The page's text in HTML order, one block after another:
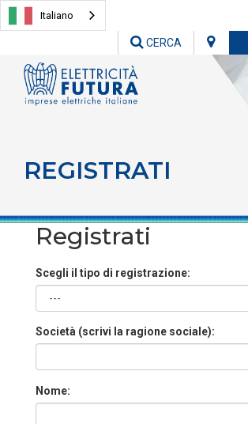
Italiano
CERCA
REGISTRATI
Registrati
Scegli il tipo di registrazione:
Società (scrivi la ragione sociale):
Nome: